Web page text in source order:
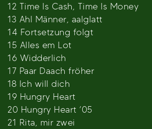
12 Time Is Cash, Time Is Money
13 Ahl Männer, aalglatt
14 Fortsetzung folgt
15 Alles em Lot
16 Widderlich
17 Paar Daach fröher
18 Ich will dich
19 Hungry Heart
20 Hungry Heart ’05
21 Rita, mir zwei